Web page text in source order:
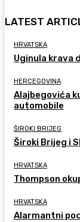
LATEST
HRVATSKA
Uginula krava
HERCEGOVINA
Alajbegovića
automobile
ŠIROKI BRIJEG
Široki Brijeg i
HRVATSKA
Thompson
HRVATSKA
Alarmantni